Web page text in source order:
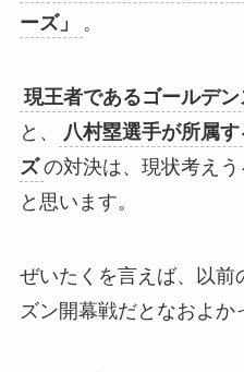
ーズ」
。
現王者であるゴールデ
と、
八村塁選手が所属
ズ の対決は、現状考え
と思います。
ぜいたくを言えば、以前
ズン開幕戦だとなおよか